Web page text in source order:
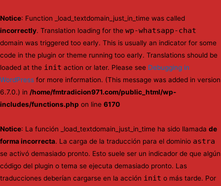
Notice: Function _load_textdomain_just_in_time was called
incorrectly. Translation loading for the wp-whatsapp-chat
domain was triggered too early. This is usually an indicator for some
code in the plugin or theme running too early. Translations should be
loaded at the init action or later. Please see Debugging in
WordPress for more information. (This message was added in version
6.7.0.) in /home/fmtradicion971.com/public_html/wp-
includes/functions.php on line 6170
Notice: La función _load_textdomain_just_in_time ha sido llamada de
forma incorrecta. La carga de la traducción para el dominio astra
se activó demasiado pronto. Esto suele ser un indicador de que algún
código del plugin o tema se ejecuta demasiado pronto. Las
traducciones deberían cargarse en la acción init o más tarde. Por